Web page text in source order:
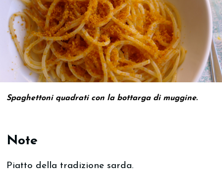
Spaghettoni quadrati con la bottarga di muggine.
Note
Piatto della tradizione sarda.